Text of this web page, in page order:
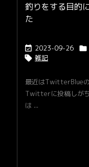
釣りをする目的
た
 2023-09-26 
 雑記
最近はTwitterBlue
Twitterに投稿しが
は ...